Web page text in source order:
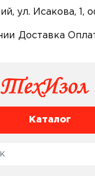
ул. Исакова, 1,
Доставка
Каталог